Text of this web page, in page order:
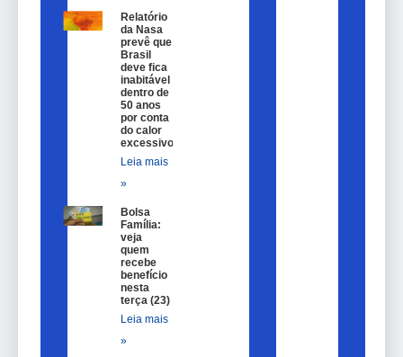
Relatório
da Nasa
prevê que
Brasil
deve fica
inabitável
dentro de
50 anos
por conta
do calor
excessivo
Leia mais
»
Bolsa
Família:
veja
quem
recebe
benefício
nesta
terça (23)
Leia mais
»